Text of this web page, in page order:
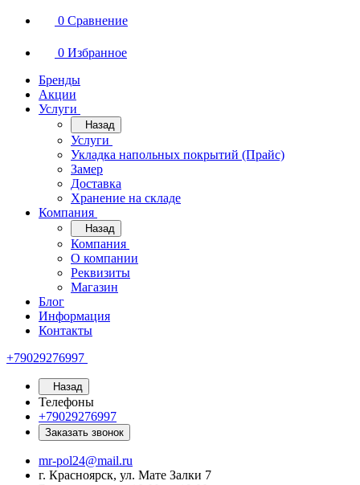
0 Сравнение
0 Избранное
Бренды
Акции
Услуги
Назад
Услуги
Укладка напольных покрытий (Прайс)
Замер
Доставка
Хранение на складе
Компания
Назад
Компания
О компании
Реквизиты
Магазин
Блог
Информация
Контакты
+79029276997
Назад
Телефоны
+79029276997
Заказать звонок
mr-pol24@mail.ru
г. Красноярск, ул. Мате Залки 7